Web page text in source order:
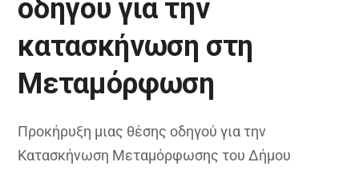
οδηγού για την
κατασκήνωση στη
Μεταμόρφωση
Προκήρυξη μιας θέσης οδηγού για την
Κατασκήνωση Μεταμόρφωσης του Δήμου